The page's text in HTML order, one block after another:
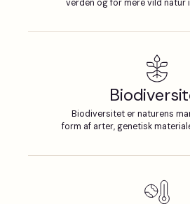
verden og for mere vild natur
Biodiversitet er naturens
form af arter, genetisk